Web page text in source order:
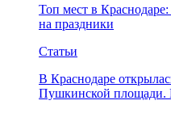
Топ мест в
на праздники
Статьи
В Краснодаре
Пушкинской площади.